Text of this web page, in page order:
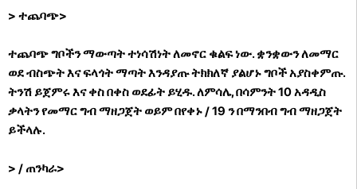
> ተጨባጭ>
ተጨባጭ ግቦችን ማውጣት ተነሳሽነት ለመኖር ቁልፍ ነው. ቋንቋውን ለመማር
ወደ ብስጭት እና ፍላጎት ማጣት እንዳያጡ ትክክለኛ ያልሆኑ ግቦች አያስቀምጡ.
ትንሽ ይጀምሩ እና ቀስ በቀስ ወደፊት ይሂዱ. ለምሳሌ, በሳምንት 10 አዳዲስ
ቃላትን የመማር ግብ ማዘጋጀት ወይም በየቀኑ / 19 ን በማንበብ ግብ ማዘጋጀት
ይችላሉ.
> / ጠንካራ>